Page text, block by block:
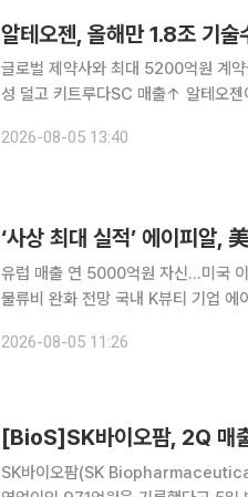
알테오젠, 올해만 1.8조 기술
글로벌 제약사와 최대 5200억원 계약
성 덜고 키트루다SC 매출↑ 알테오젠이 올해 세 번째 피하주사(SC) 제형 전환 플랫폼 ‘ALT-B4’의
도 유리한 결과가 이어진 데다 ALT-
2026-08-05 13:40
유럽 매출 연 5000억원 자신…미국
물류비 완화 전망 국내 K뷰티 기업 에이피알이 미국에 이어 유럽에서도 예상보다 빠른 성장세를 보
유럽 온라인 시장 안착 등을 바탕으로
2026-08-05 11:26
[BioS]SK바이오팜, 2Q
SK바이오팜(SK